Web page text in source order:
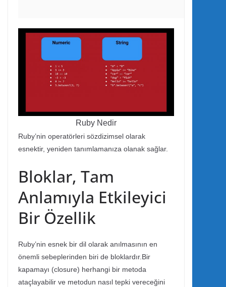
Ruby Nedir
Ruby’nin operatörleri sözdizimsel olarak
esnektir, yeniden tanımlamanıza olanak sağlar.
Bloklar, Tam
Anlamıyla Etkileyici
Bir Özellik
Ruby’nin esnek bir dil olarak anılmasının en
önemli sebeplerinden biri de bloklardır.Bir
kapamayı (closure) herhangi bir metoda
ataçlayabilir ve metodun nasıl tepki vereceğini